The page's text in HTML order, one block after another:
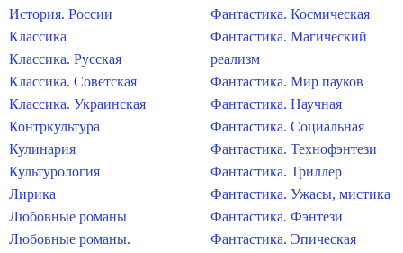
История. России
Классика
Классика. Русская
Классика. Советская
Классика. Украинская
Контркультура
Кулинария
Культурология
Лирика
Любовные романы
Любовные романы.
Фантастика. Космическая
Фантастика. Магический
реализм
Фантастика. Мир пауков
Фантастика. Научная
Фантастика. Социальная
Фантастика. Технофэнтези
Фантастика. Триллер
Фантастика. Ужасы, мистика
Фантастика. Фэнтези
Фантастика. Эпическая